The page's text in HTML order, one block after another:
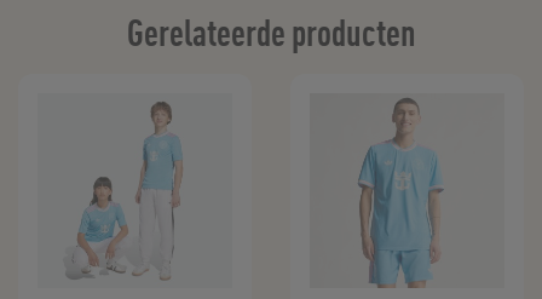
Gerelateerde producten